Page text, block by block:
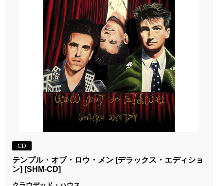
CD
テンプル・オブ・ロウ・メン [デラックス・エディショ
ン] [SHM-CD]